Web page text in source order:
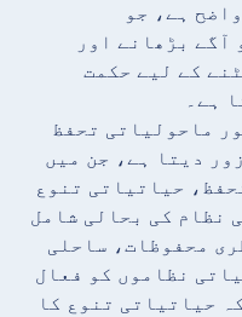
واضح ہے، جو
آگے بڑھانے اور
کے لیے حکمت
ہے۔
ماحولیاتی تحفظ
دیتا ہے، جن میں
حیاتیاتی تنوع
نظام کی بحالی شامل
محفوظات، ساحلی
نظاموں کو فعال
حیاتیاتی تنوع کا